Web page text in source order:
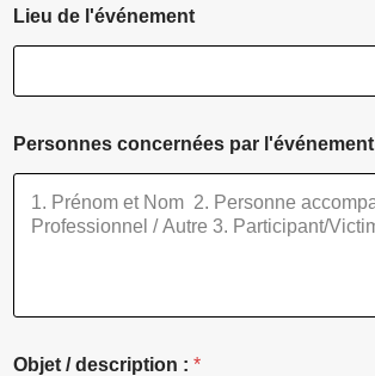
o
t
e
t
e
s
H
u
Lieu de l'événement
Personnes concernées par l'événement
Objet / description : *